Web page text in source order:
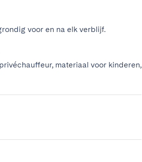
voor en na elk verblijf.
materiaal voor kinderen,